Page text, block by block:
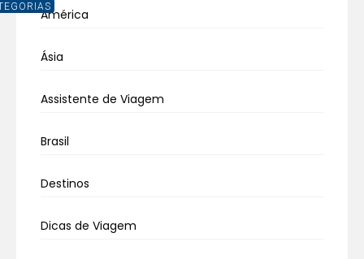
América
Ásia
Assistente de Viagem
Brasil
Destinos
Dicas de Viagem